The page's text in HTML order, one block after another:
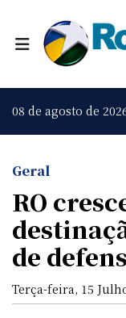
08 de agosto de
Geral
RO
de
Terça-feira, 15